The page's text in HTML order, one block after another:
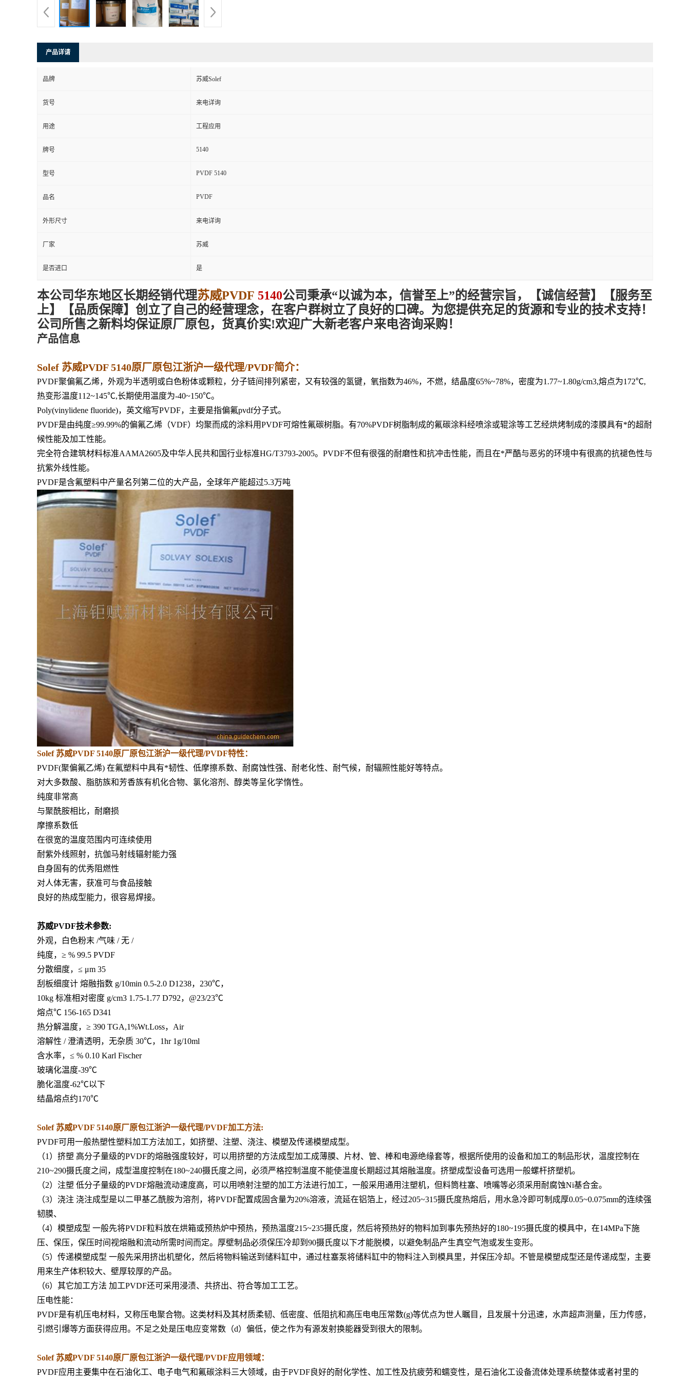
产品详请
品牌 苏威Solef
货号 来电详询
用途 工程应用
牌号 5140
型号 PVDF 5140
品名 PVDF
外形尺寸 来电详询
厂家 苏威
是否进口 是
本公司华东地区长期经销代理苏威PVDF 5140公司秉承“以诚为本，信誉至上”的经营宗旨，【诚信经营】【服务至
上】【品质保障】创立了自己的经营理念，在客户群树立了良好的口碑。为您提供充足的货源和专业的技术支持！
公司所售之新料均保证原厂原包，货真价实!欢迎广大新老客户来电咨询采购！
产品信息
Solef 苏威PVDF 5140原厂原包江浙沪一级代理/PVDF简介：
PVDF聚偏氟乙烯，外观为半透明或白色粉体或颗粒，分子链间排列紧密，又有较强的氢键，氧指数为46%，不燃，结晶度65%~78%，密度为1.77~1.80g/cm3,熔点为172℃,
热变形温度112~145℃,长期使用温度为-40~150℃。
Poly(vinylidene fluoride)，英文缩写PVDF，主要是指偏氟pvdf分子式。
PVDF是由纯度≥99.99%的偏氟乙烯（VDF）均聚而成的涂料用PVDF可熔性氟碳树脂。有70%PVDF树脂制成的氟碳涂料经喷涂或辊涂等工艺经烘烤制成的漆膜具有*的超耐
候性能及加工性能。
完全符合建筑材料标准AAMA2605及中华人民共和国行业标准HG/T3793-2005。PVDF不但有很强的耐磨性和抗冲击性能，而且在*严酷与恶劣的环境中有很高的抗褪色性与
抗紫外线性能。
PVDF是含氟塑料中产量名列第二位的大产品，全球年产能超过5.3万吨
Solef 苏威PVDF 5140原厂原包江浙沪一级代理/PVDF特性：
PVDF(聚偏氟乙烯) 在氟塑料中具有*韧性、低摩擦系数、耐腐蚀性强、耐老化性、耐气候，耐辐照性能好等特点。
对大多数酸、脂肪族和芳香族有机化合物、氯化溶剂、醇类等呈化学惰性。
纯度非常高
与聚酰胺相比，耐磨损
摩擦系数低
在很宽的温度范围内可连续使用
耐紫外线照射，抗伽马射线辐射能力强
自身固有的优秀阻燃性
对人体无害，获准可与食品接触
良好的热成型能力，很容易焊接。
苏威PVDF技术参数:
外观，白色粉末 /气味 / 无 /
纯度，≥ % 99.5 PVDF
分散细度，≤ μm 35
刮板细度计 熔融指数 g/10min 0.5-2.0 D1238，230℃，
10kg 标准相对密度 g/cm3 1.75-1.77 D792，@23/23℃
熔点℃ 156-165 D341
热分解温度，≥ 390 TGA,1%Wt.Loss，Air
溶解性 / 澄清透明，无杂质 30℃，1hr 1g/10ml
含水率，≤ % 0.10 Karl Fischer
玻璃化温度-39℃
脆化温度-62℃以下
结晶熔点约170℃
Solef 苏威PVDF 5140原厂原包江浙沪一级代理/PVDF加工方法:
PVDF可用一般热塑性塑料加工方法加工，如挤塑、注塑、浇注、模塑及传递模塑成型。
（1）挤塑 高分子量级的PVDF的熔融强度较好，可以用挤塑的方法成型加工成薄膜、片材、管、棒和电源绝缘套等，根据所使用的设备和加工的制品形状，温度控制在
210~290摄氏度之间，成型温度控制在180~240摄氏度之间，必须严格控制温度不能使温度长期超过其熔融温度。挤塑成型设备可选用一般螺杆挤塑机。
（2）注塑 低分子量级的PVDF熔融流动速度高，可以用喷射注塑的加工方法进行加工，一般采用通用注塑机，但料筒柱塞、喷嘴等必须采用耐腐蚀Ni基合金。
（3）浇注 浇注成型是以二甲基乙酰胺为溶剂，将PVDF配置成固含量为20%溶液，流延在铝箔上，经过205~315摄氏度热熔后，用水急冷即可制成厚0.05~0.075mm的连续强
韧膜、
（4）模塑成型 一般先将PVDF粒料放在烘箱或预热炉中预热，预热温度215~235摄氏度，然后将预热好的物料加到事先预热好的180~195摄氏度的模具中，在14MPa下施
压、保压，保压时间视熔融和流动所需时间而定。厚壁制品必须保压冷却到90摄氏度以下才能脱模，以避免制品产生真空气泡或发生变形。
（5）传递模塑成型 一般先采用挤出机塑化，然后将物料输送到储料缸中，通过柱塞泵将储料缸中的物料注入到模具里，并保压冷却。不管是模塑成型还是传递成型，主要
用来生产体积较大、壁厚较厚的产品。
（6）其它加工方法 加工PVDF还可采用浸渍、共挤出、符合等加工工艺。
压电性能：
PVDF是有机压电材料，又称压电聚合物。这类材料及其材质柔韧、低密度、低阻抗和高压电电压常数(g)等优点为世人瞩目，且发展十分迅速，水声超声测量，压力传感，
引燃引爆等方面获得应用。不足之处是压电应变常数（d）偏低，使之作为有源发射换能器受到很大的限制。
Solef 苏威PVDF 5140原厂原包江浙沪一级代理/PVDF应用领域：
PVDF应用主要集中在石油化工、电子电气和氟碳涂料三大领域，由于PVDF良好的耐化学性、加工性及抗疲劳和蠕变性，是石油化工设备流体处理系统整体或者衬里的